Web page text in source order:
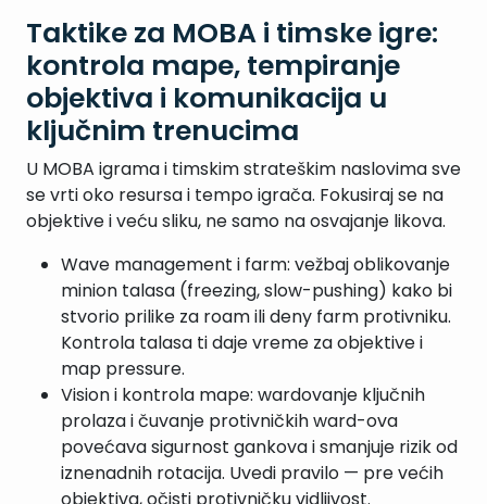
Taktike za MOBA i timske igre:
kontrola mape, tempiranje
objektiva i komunikacija u
ključnim trenucima
U MOBA igrama i timskim strateškim naslovima sve
se vrti oko resursa i tempo igrača. Fokusiraj se na
objektive i veću sliku, ne samo na osvajanje likova.
Wave management i farm: vežbaj oblikovanje
minion talasa (freezing, slow-pushing) kako bi
stvorio prilike za roam ili deny farm protivniku.
Kontrola talasa ti daje vreme za objektive i
map pressure.
Vision i kontrola mape: wardovanje ključnih
prolaza i čuvanje protivničkih ward-ova
povećava sigurnost gankova i smanjuje rizik od
iznenadnih rotacija. Uvedi pravilo — pre većih
objektiva, očisti protivničku vidljivost.